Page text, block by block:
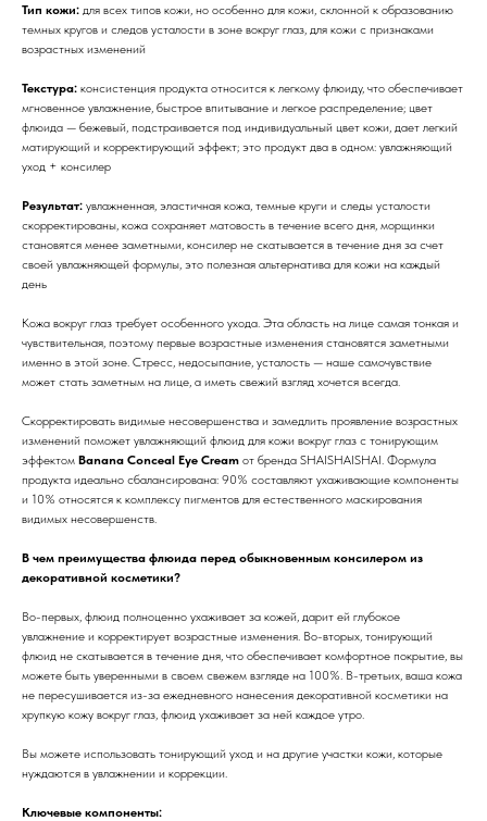
Тип кожи: для всех типов кожи, но особенно для кожи, склонной к образованию
темных кругов и следов усталости в зоне вокруг глаз, для кожи с признаками
возрастных изменений
Текстура: консистенция продукта относится к легкому флюиду, что обеспечивает
мгновенное увлажнение, быстрое впитывание и легкое распределение; цвет
флюида — бежевый, подстраивается под индивидуальный цвет кожи, дает легкий
матирующий и корректирующий эффект; это продукт два в одном: увлажняющий
уход + консилер
Результат: увлажненная, эластичная кожа, темные круги и следы усталости
скорректированы, кожа сохраняет матовость в течение всего дня, морщинки
становятся менее заметными, консилер не скатывается в течение дня за счет
своей увлажняющей формулы, это полезная альтернатива для кожи на каждый
день
Кожа вокруг глаз требует особенного ухода. Эта область на лице самая тонкая и
чувствительная, поэтому первые возрастные изменения становятся заметными
именно в этой зоне. Стресс, недосыпание, усталость — наше самочувствие
может стать заметным на лице, а иметь свежий взгляд хочется всегда.
Скорректировать видимые несовершенства и замедлить проявление возрастных
изменений поможет увлажняющий флюид для кожи вокруг глаз с тонирующим
эффектом Banana Conceal Eye Cream от бренда SHAISHAISHAI. Формула
продукта идеально сбалансирована: 90% составляют ухаживающие компоненты
и 10% относятся к комплексу пигментов для естественного маскирования
видимых несовершенств.
В чем преимущества флюида перед обыкновенным консилером из
декоративной косметики?
Во-первых, флюид полноценно ухаживает за кожей, дарит ей глубокое
увлажнение и корректирует возрастные изменения. Во-вторых, тонирующий
флюид не скатывается в течение дня, что обеспечивает комфортное покрытие, вы
можете быть уверенными в своем свежем взгляде на 100%. В-третьих, ваша кожа
не пересушивается из-за ежедневного нанесения декоративной косметики на
хрупкую кожу вокруг глаз, флюид ухаживает за ней каждое утро.
Вы можете использовать тонирующий уход и на другие участки кожи, которые
нуждаются в увлажнении и коррекции.
Ключевые компоненты: